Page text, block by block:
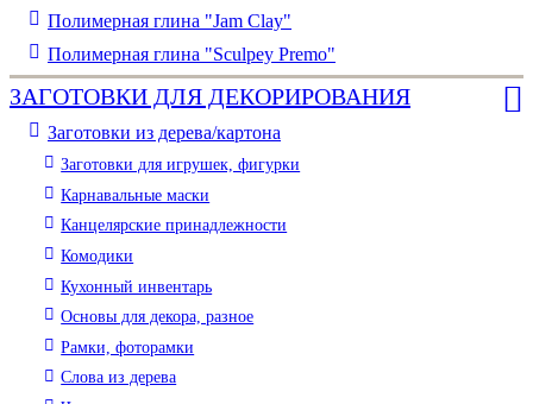
Полимерная глина "Jam Clay"
Полимерная глина "Sculpey Premo"
ЗАГОТОВКИ ДЛЯ ДЕКОРИРОВАНИЯ
Заготовки из дерева/картона
Заготовки для игрушек, фигурки
Карнавальные маски
Канцелярские принадлежности
Комодики
Кухонный инвентарь
Основы для декора, разное
Рамки, фоторамки
Слова из дерева